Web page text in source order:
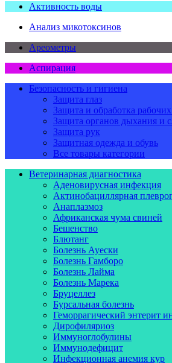
Активность воды
Анализ микотоксинов
Ареометры
Аспирация
Безопасность и гигиена
Защита глаз
Защита и обработка
Защита органов дыхания и
Защита рук
Защитная одежда и обувь
Все товары категории
Ветеринарная диагностика
Аденовирусная инфекция
Актинобациллярная
Анаплазмоз
Африканская чума свиней
Бешенство
Блютанг
Болезнь Ауески
Болезнь Гамборо
Болезнь Лайма
Болезнь Марека
Бруцеллез
Бурсальная болезнь
Геморрагический энтерит
Дирофиляриоз
Иммуноглобулины
Иммунодефицит
Инфекционная анемия кур